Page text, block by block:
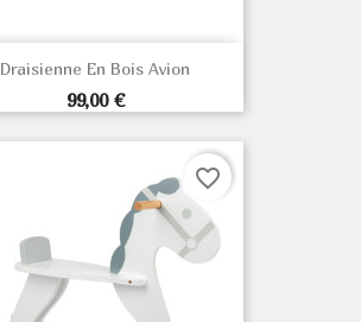
Draisienne En Bois Avion
Prix
99,00 €
favorite_border